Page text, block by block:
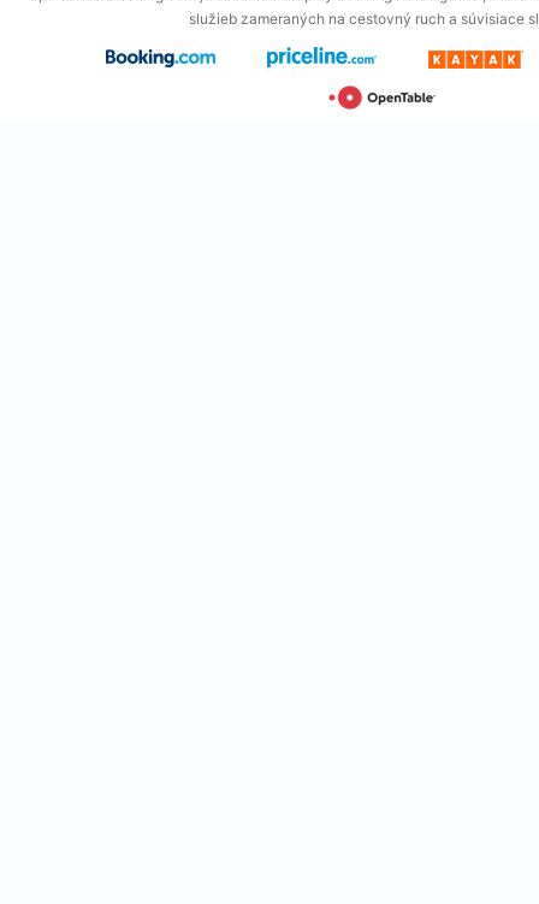
služieb zameraných na cestovný ruch a súvisiace